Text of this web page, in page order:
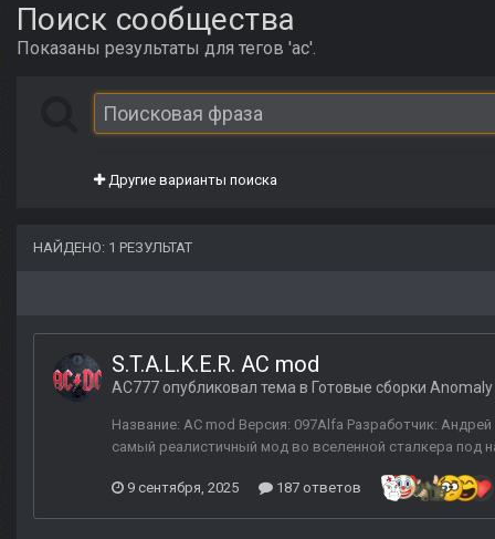
Поиск сообщества
Показаны результаты для тегов 'ac'.
Другие варианты поиска
НАЙДЕНО: 1 РЕЗУЛЬТАТ
S.T.A.L.K.E.R. AC mod
AC777 опубликовал тема в Готовые сборки Anomaly
Название: AC mod Версия: 097Alfa Разработчик:
самый реалистичный мод во вселенной сталкера под
9 сентября, 2025 187 ответов